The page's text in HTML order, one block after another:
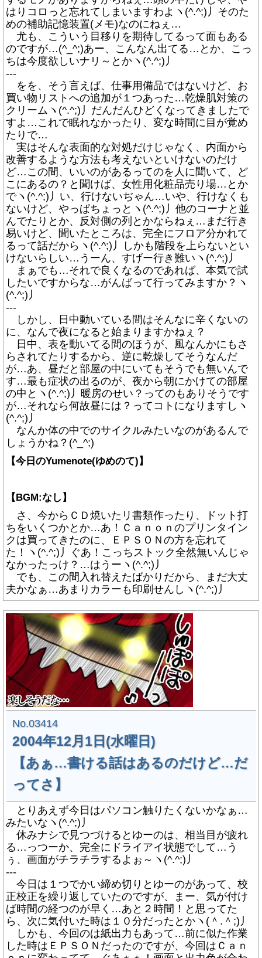
はりコロっと忘れてしまいますわよヽ(^.^;)丿そのた
めの補助記憶装置(メモ)なのにねぇ…
尤も、こういう目移りを期待してるって面もある
のですが…(^_^;)あー、こんなん出てる…とか、こっ
ちは今度欲しいナリ～とかヽ(^.^;)丿
---
をを、そう言えば、仕事用備品ではないけど、お
買い物リストへの追加が１つあった…乾燥肌対策の
クリームヽ(^.^;)丿だんだんひどくなってきましたで
すよ…これで眠れなかったり、変な時間に目が覚め
たりで…
実はそんな表面的な対処だけじゃなく、内面から
改善するような方法も考えないといけないのだけ
ど…この間、いいのがあるってのを人に聞いて、ど
こにあるの？と聞けば、女性用化粧品売り場…とか
でヽ(^.^;)丿い、行けないぢゃん…いや、行けなくも
ないけど、やっぱちょっとヽ(^.^;)丿他のコーナと並
んでたりとか、反対側の列とかならねぇ…まだ行き
易いけど、聞いたところは、完全にフロア分かれて
るって話だからヽ(^.^;)丿しかも階段を上らないとい
けないらしい…うーん、すげー行き難いヽ(^.^;)丿
まぁでも…それで良くなるのであれば、本気で試
したいですからな…がんばって行ってみますか？ヽ
(^.^;)丿
---
しかし、日中動いている間はそんなに辛くないの
に、なんで夜になると始まりますかねぇ？
日中、表を動いてる間のほうが、風なんかにもさ
らされてたりするから、逆に乾燥してそうなんだ
が…あ、昼だと部屋の中にいてもそうでも無いんで
す…最も症状の出るのが、夜から朝にかけての部屋
の中とヽ(^.^;)丿暖房のせい？ってのもありそうです
が…それなら何故昼には？ってコトになりますしヽ
(^.^;)丿
なんか体の中でのサイクルみたいなのがあるんで
しょうかね？(^_^;)
【今日のYumenote(ゆめのて)】
【BGM:なし】
さ、今からＣＤ焼いたリ書類作ったり、ドット打
ちをいくつかとか…あ！Ｃａｎｏｎのプリンタイン
クは買ってきたのに、ＥＰＳＯＮの方を忘れて
た！ヽ(^.^;)丿ぐあ！こっちストック全然無いんじゃ
なかったっけ？…はうーヽ(^.^;)丿
でも、この間入れ替えたばかりだから、まだ大丈
夫かなぁ…あまりカラーも印刷せんしヽ(^.^;)丿
No.03414
2004年12月1日(水曜日)
【あぁ…書ける話はあるのだけど…だ
ってさ】
とりあえず今日はパソコン触りたくないかなぁ…
みたいなヽ(^.^;)丿
休みナシで見つづけるとゆーのは、相当目が疲れ
る…っつーか、完全にドライアイ状態でして…う
ぅ、画面がチラチラするよぉ～ヽ(^.^;)丿
---
今日は１つでかい締め切りとゆーのがあって、校
正校正を繰り返していたのですが、まー、気が付け
ば時間の経つのが早く…あと２時間！と思ってた
ら、次に気付いた時は１０分だったとかヽ(＾.＾;)丿
しかも、今回のは紙出力もあって…前に似た作業
した時はＥＰＳＯＮだったのですが、今回はＣａｎ